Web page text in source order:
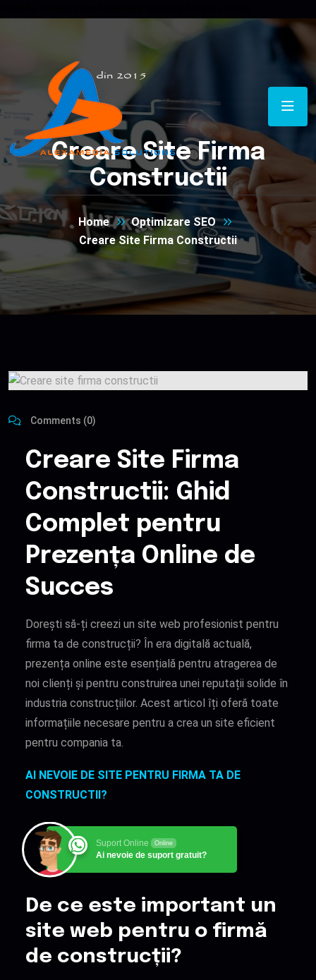
Creare Site Firma
Constructii
Home
Optimizare SEO
Creare Site Firma Constructii
Comments (0)
Creare Site Firma
Constructii: Ghid
Complet pentru
Prezența Online de
Succes
Dorești să-ți creezi un site web profesionist pentru
firma ta de construcții? În era digitală actuală,
prezența online este esențială pentru atragerea de
noi clienți și pentru construirea unei reputații solide în
industria construcțiilor. Acest articol îți oferă toate
informațiile necesare pentru a crea un site eficient
pentru compania ta.
AI NEVOIE DE SITE PENTRU FIRMA TA DE
CONSTRUCTII?
Suport Online Online
Ai nevoie de suport gratuit?
De ce este important un
site web pentru o firmă
de construcții?